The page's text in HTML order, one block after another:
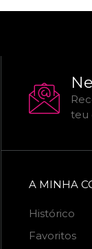
teu
A MINHA
Histórico
Favoritos